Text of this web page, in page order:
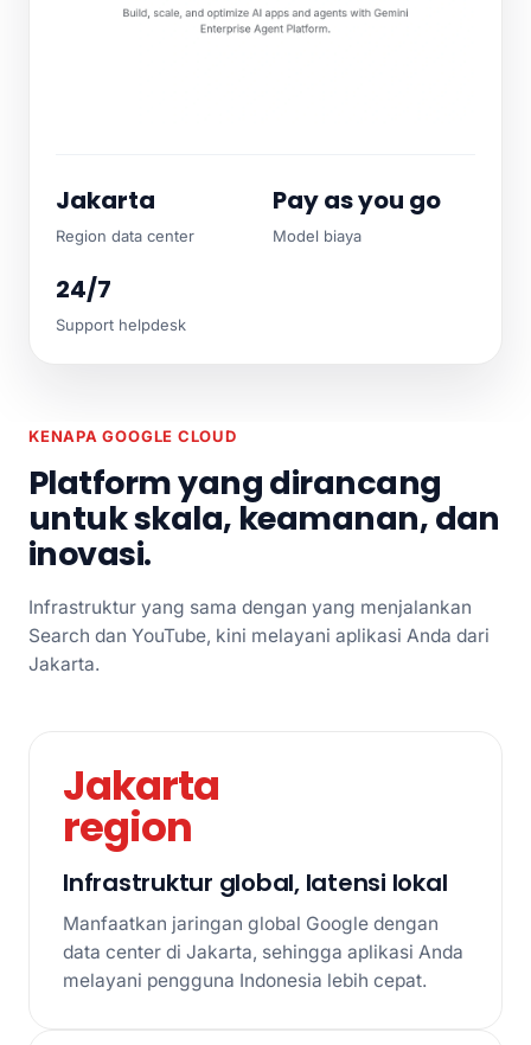
Jakarta
Region data center
Pay as you go
Model biaya
24/7
Support helpdesk
KENAPA GOOGLE CLOUD
Platform yang dirancang
untuk skala, keamanan, dan
inovasi.
Infrastruktur yang sama dengan yang menjalankan
Search dan YouTube, kini melayani aplikasi Anda dari
Jakarta.
Jakarta
region
Infrastruktur global, latensi lokal
Manfaatkan jaringan global Google dengan
data center di Jakarta, sehingga aplikasi Anda
melayani pengguna Indonesia lebih cepat.